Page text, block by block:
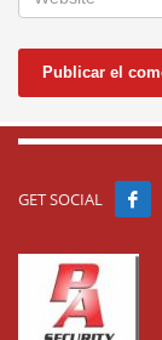
GET SOCIAL